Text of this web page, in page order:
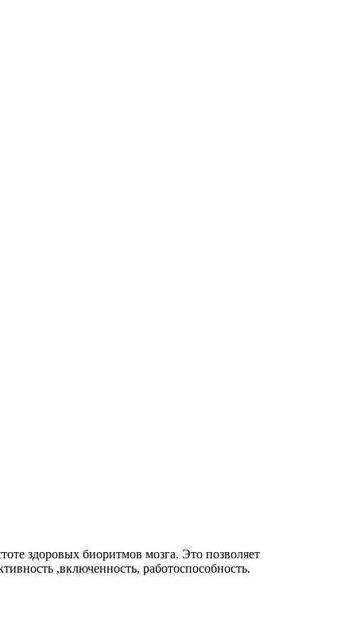
здоровых биоритмов мозга. Это позволяет
,включенность, работоспособность.